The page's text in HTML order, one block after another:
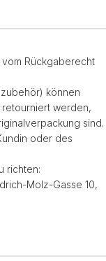
Rückgaberecht
können
retourniert werden,
sind.
oder des
richten:
Molz-Gasse 10,